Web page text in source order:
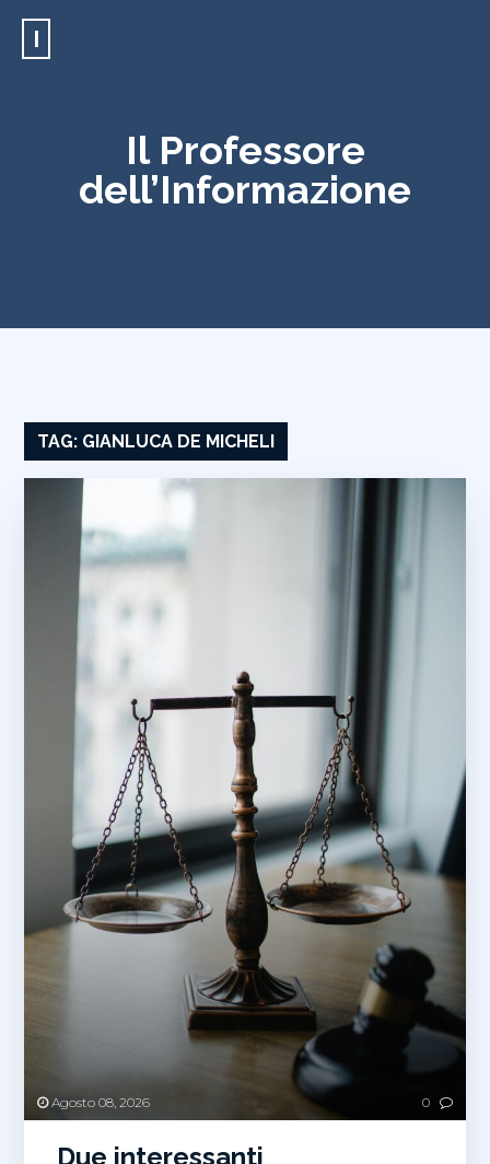
I
Il Professore
dell’Informazione
TAG: GIANLUCA DE MICHELI
Agosto 08, 2026 0
Due interessanti